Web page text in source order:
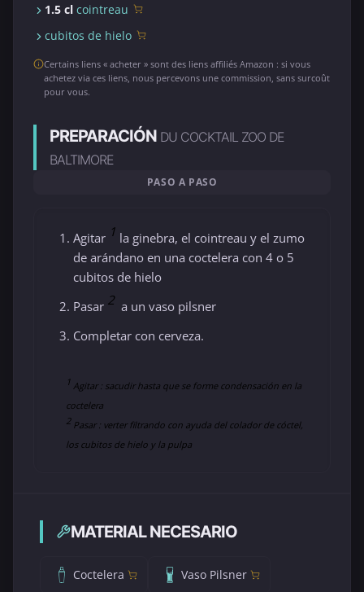
1.5 cl cointreau
cubitos de hielo
Certains liens « acheter » sont des liens affiliés Amazon : si vous
achetez via ces liens, nous percevons une commission, sans surcoût
pour vous.
PREPARACIÓN DU COCKTAIL ZOO DE
BALTIMORE
PASO A PASO
Agitar 1 la ginebra, el cointreau y el zumo
de arándano en una coctelera con 4 o 5
cubitos de hielo
Pasar 2 a un vaso pilsner
Completar con cerveza.
1 Agitar : sacudir hasta que se forme condensación en la
coctelera
2 Pasar : verter filtrando con ayuda del colador de cóctel,
los cubitos de hielo y la pulpa
MATERIAL NECESARIO
Coctelera Vaso Pilsner